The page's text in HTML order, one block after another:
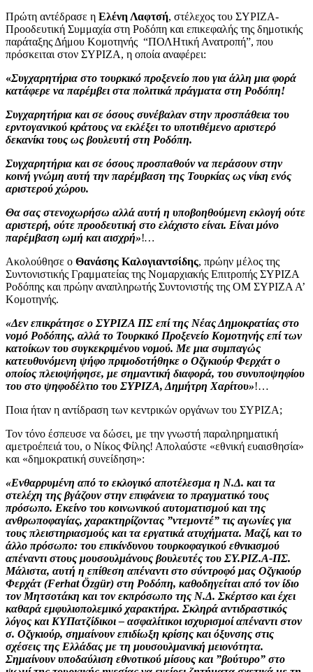
Πρώτη αντέδρασε η Ελένη Λαφτσή, στέλεχος του ΣΥΡΙΖΑ-
Προοδευτική Συμμαχία στη Ροδόπη και επικεφαλής της δημοτικής
παράταξης Δήμου Κομοτηνής “ΠΟΛΗτική Ανατροπή”, που
πρόσκειται στον ΣΥΡΙΖΑ, η οποία αναφέρει:
«Συγχαρητήρια στο τουρκικό προξενείο που για άλλη μια φορά
κατάφερε να παρέμβει στα πολιτικά πράγματα στη Ροδόπη!
Συγχαρητήρια και σε όσους συνέβαλαν στην προσπάθεια του
ερντογανικού κράτους να εκλέξει το υποτιθέμενο αριστερό
δεκανίκι τους ως βουλευτή στη Ροδόπη.
Συγχαρητήρια και σε όσους προσπαθούν να περάσουν στην
κοινή γνώμη αυτή την παρέμβαση της Τουρκίας ως νίκη ενός
αριστερού χώρου.
Θα σας στενοχωρήσω αλλά αυτή η υποβοηθούμενη εκλογή ούτε
αριστερή, ούτε προοδευτική στο ελάχιστο είναι. Είναι μόνο
παρέμβαση ωμή και αισχρή»!…
Ακολούθησε ο Θανάσης Καλογιαντσίδης, πρώην μέλος της
Συντονιστικής Γραμματείας της Νομαρχιακής Επιτροπής ΣΥΡΙΖΑ
Ροδόπης και πρώην αναπληρωτής Συντονιστής της ΟΜ ΣΥΡΙΖΑ Α’
Κομοτηνής.
«Δεν επικράτησε ο ΣΥΡΙΖΑ ΠΣ επί της Νέας Δημοκρατίας στο
νομό Ροδόπης, αλλά το Τουρκικό Προξενείο Κομοτηνής επί των
κατοίκων του συγκεκριμένου νομού. Με μια συμπαγώς
κατευθυνόμενη ψήφο πριμοδοτήθηκε ο Οζγκιούρ Φερχάτ ο
οποίος πλειοψήφησε, με σημαντική διαφορά, του συνυποψηφίου
του στο ψηφοδέλτιο του ΣΥΡΙΖΑ, Δημήτρη Χαρίτου»!…
Ποια ήταν η αντίδραση των κεντρικών οργάνων του ΣΥΡΙΖΑ;
Τον τόνο έσπευσε να δώσει, με την γνωστή παραληρηματική
αμετροέπειά του, ο Νίκος Φίλης! Απολαύστε «εθνική ευαισθησία»
και «δημοκρατική συνείδηση»:
«Ενθαρρυμένη από το εκλογικό αποτέλεσμα η Ν.Δ. και τα
στελέχη της βγάζουν στην επιφάνεια το πραγματικό τους
πρόσωπο. Εκείνο του κοινωνικού αυτοματισμού και της
ανθρωποφαγίας, χαρακτηρίζοντας ”ντεμοντέ” τις αγωνίες για
τους πλειστηριασμούς και τα εργατικά ατυχήματα. Μαζί, και το
άλλο πρόσωπο: του επικίνδυνου τουρκοφαγικού εθνικισμού
απέναντι στους μουσουλμάνους βουλευτές του ΣΥ.ΡΙΖ.Α-ΠΣ.
Μάλιστα, αυτή η επίθεση απέναντι στο σύντροφό μας Οζγκιούρ
Φερχάτ (Ferhat Özgür) στη Ροδόπη, καθοδηγείται από τον ίδιο
τον Μητσοτάκη και τον εκπρόσωπο της Ν.Δ. Σκέρτσο και έχει
καθαρά εμφυλιοπολεμικό χαρακτήρα. Σκληρά αντιδραστικός
λόγος και ΚΥΠατζίδικοι – ασφαλίτικοι ισχυρισμοί απέναντι στον
σ. Οζγκιούρ, σημαίνουν επιδίωξη κρίσης και όξυνσης στις
σχέσεις της Ελλάδας με τη μουσουλμανική μειονότητα.
Σημαίνουν υποδαύλιση εθνοτικού μίσους και ”βούτυρο” στο